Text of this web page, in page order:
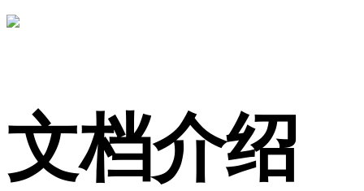
文档介绍